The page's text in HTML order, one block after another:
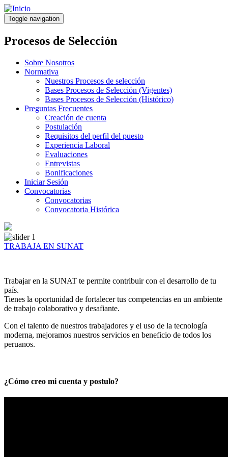
Pasar
al
contenido
principal
Toggle navigation
Procesos de Selección
Sobre Nosotros
Normativa
Nuestros Procesos de selección
Bases Procesos de Selección (Vigentes)
Bases Procesos de Selección (Histórico)
Preguntas Frecuentes
Creación de cuenta
Postulación
Requisitos del perfil del puesto
Experiencia Laboral
Evaluaciones
Entrevistas
Bonificaciones
Iniciar Sesión
Convocatorias
Convocatorias
Convocatoria Histórica
TRABAJA EN SUNAT
Trabajar en la SUNAT te permite contribuir con el desarrollo de tu
país.
Tienes la oportunidad de fortalecer tus competencias en un ambiente
de trabajo colaborativo y desafiante.
Con el talento de nuestros trabajadores y el uso de la tecnología
moderna, mejoramos nuestros servicios en beneficio de todos los
peruanos.
¿Cómo creo mi cuenta y postulo?